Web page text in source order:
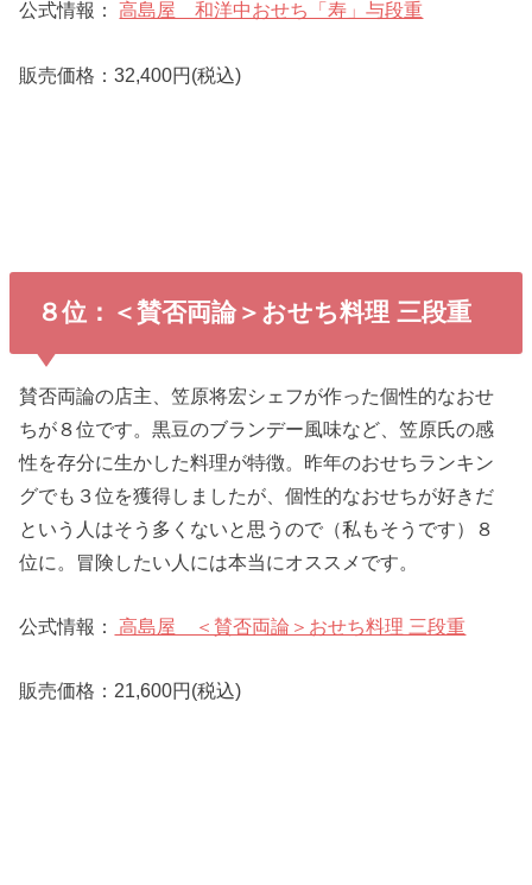
公式情報：高島屋 和洋中おせち「寿」与段重
販売価格：32,400円(税込)
８位：＜賛否両論＞おせち料理 三段重
賛否両論の店主、笠原将宏シェフが作った個性的なおせ
ちが８位です。黒豆のブランデー風味など、笠原氏の感
性を存分に生かした料理が特徴。昨年のおせちランキン
グでも３位を獲得しましたが、個性的なおせちが好きだ
という人はそう多くないと思うので（私もそうです）８
位に。冒険したい人には本当にオススメです。
公式情報： 高島屋 ＜賛否両論＞おせち料理 三段重
販売価格：21,600円(税込)